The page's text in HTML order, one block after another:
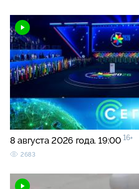
8 августа 2026 года. 19:00 16+
2683